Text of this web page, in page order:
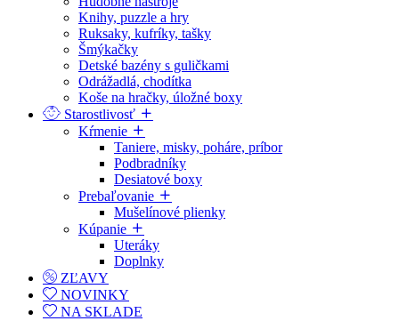
Knihy, puzzle a hry
Ruksaky, kufríky, tašky
Šmýkačky
Detské bazény s guličkami
Odrážadlá, chodítka
Koše na hračky, úložné boxy
Starostlivosť
Kŕmenie
Taniere, misky, poháre, príbor
Podbradníky
Desiatové boxy
Prebaľovanie
Mušelínové plienky
Kúpanie
Uteráky
Doplnky
ZĽAVY
NOVINKY
NA SKLADE